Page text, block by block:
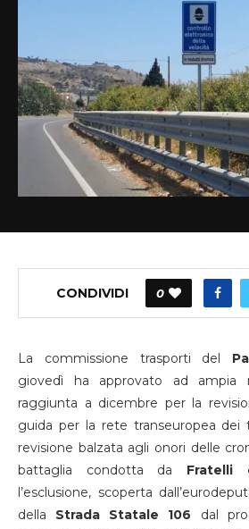
CONDIVIDI 0
La commissione trasporti del
giovedì ha approvato ad ampia
raggiunta a dicembre per la
guida per la rete transeuropea dei
revisione balzata agli onori delle
battaglia condotta da Fratelli
l’esclusione, scoperta
della Strada Statale 106 dal